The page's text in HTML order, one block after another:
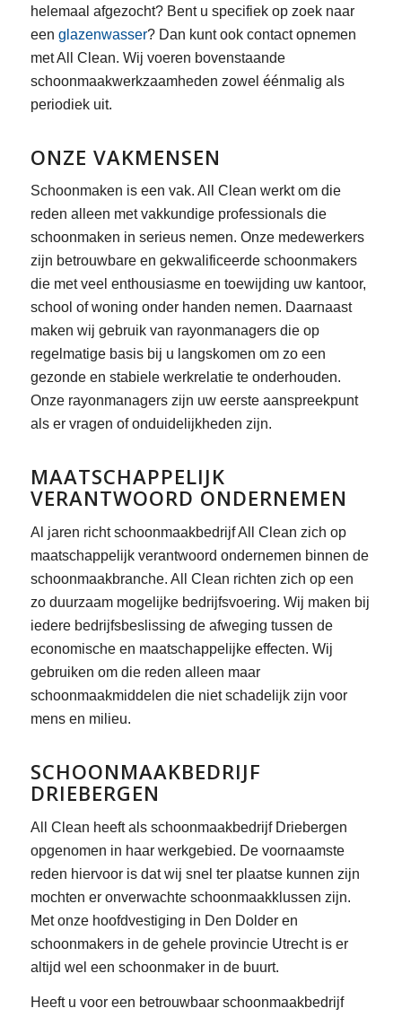
helemaal afgezocht? Bent u specifiek op zoek naar
een glazenwasser? Dan kunt ook contact opnemen
met All Clean. Wij voeren bovenstaande
schoonmaakwerkzaamheden zowel éénmalig als
periodiek uit.
ONZE VAKMENSEN
Schoonmaken is een vak. All Clean werkt om die
reden alleen met vakkundige professionals die
schoonmaken in serieus nemen. Onze medewerkers
zijn betrouwbare en gekwalificeerde schoonmakers
die met veel enthousiasme en toewijding uw kantoor,
school of woning onder handen nemen. Daarnaast
maken wij gebruik van rayonmanagers die op
regelmatige basis bij u langskomen om zo een
gezonde en stabiele werkrelatie te onderhouden.
Onze rayonmanagers zijn uw eerste aanspreekpunt
als er vragen of onduidelijkheden zijn.
MAATSCHAPPELIJK
VERANTWOORD ONDERNEMEN
Al jaren richt schoonmaakbedrijf All Clean zich op
maatschappelijk verantwoord ondernemen binnen de
schoonmaakbranche. All Clean richten zich op een
zo duurzaam mogelijke bedrijfsvoering. Wij maken bij
iedere bedrijfsbeslissing de afweging tussen de
economische en maatschappelijke effecten. Wij
gebruiken om die reden alleen maar
schoonmaakmiddelen die niet schadelijk zijn voor
mens en milieu.
SCHOONMAAKBEDRIJF
DRIEBERGEN
All Clean heeft als schoonmaakbedrijf Driebergen
opgenomen in haar werkgebied. De voornaamste
reden hiervoor is dat wij snel ter plaatse kunnen zijn
mochten er onverwachte schoonmaakklussen zijn.
Met onze hoofdvestiging in Den Dolder en
schoonmakers in de gehele provincie Utrecht is er
altijd wel een schoonmaker in de buurt.
Heeft u voor een betrouwbaar schoonmaakbedrijf